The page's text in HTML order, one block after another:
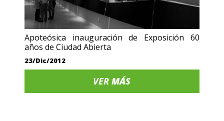
Apoteósica inauguración de Exposición 60
años de Ciudad Abierta
23/Dic/2012
VERMÁS